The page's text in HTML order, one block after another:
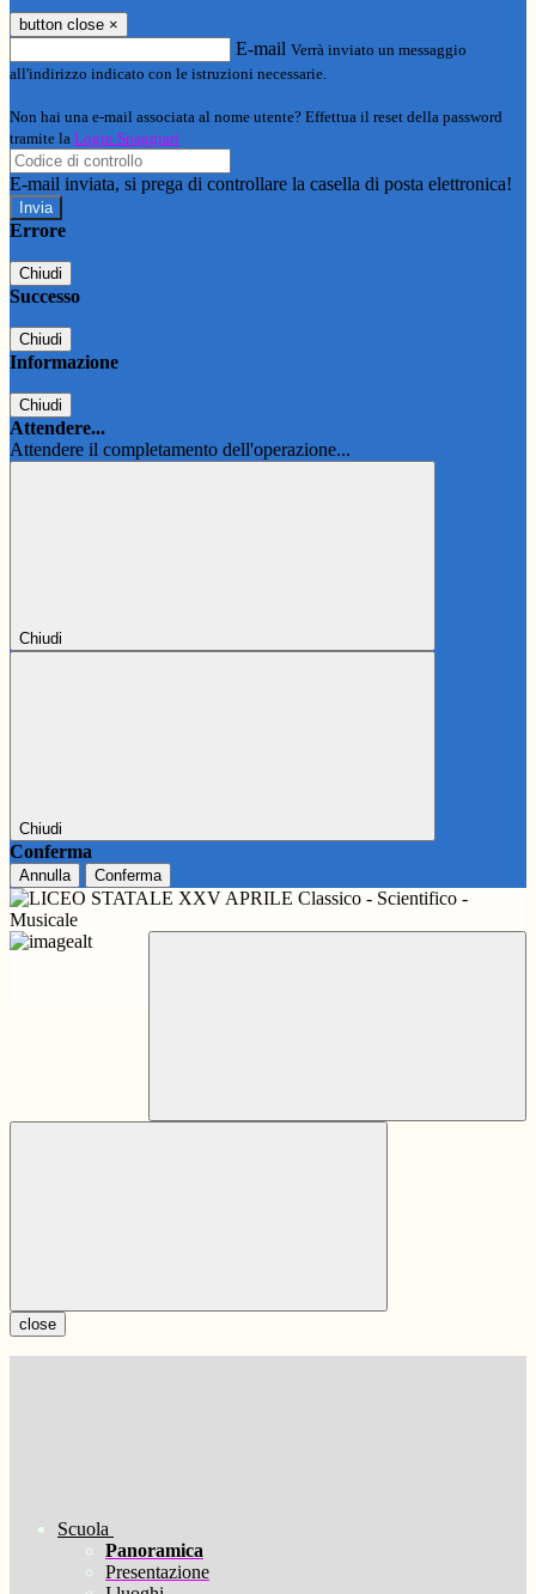
button close ×
E-mail Verrà inviato un messaggio
all'indirizzo indicato con le istruzioni necessarie.
Non hai una e-mail associata al nome utente? Effettua il reset della password
tramite la Login Spaggiari
E-mail inviata, si prega di controllare la casella di posta elettronica!
Errore
Chiudi
Successo
Chiudi
Informazione
Chiudi
Attendere...
Attendere il completamento dell'operazione...
Chiudi
Chiudi
Conferma
Annulla Conferma
close
Scuola
Panoramica
Presentazione